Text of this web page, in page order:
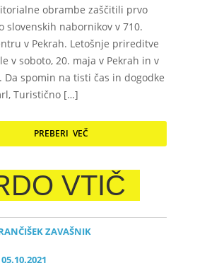
obrambe zaščitili prvo
slovenskih nabornikov v 710.
v Pekrah. Letošnje prireditve
v soboto, 20. maja v Pekrah in v
Da spomin na tisti čas in dogodke
Turistično […]
PREBERI VEČ
VTIČ
ZAVAŠNIK
05.10.2021